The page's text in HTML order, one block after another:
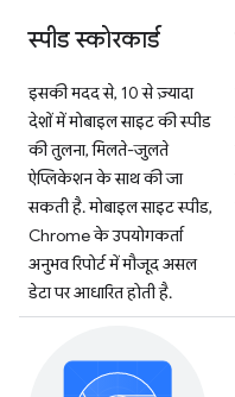
स्पीड स्कोरकार्ड
इसकी मदद से, 10 से ज़्यादा
देशों में मोबाइल साइट की स्पीड
की तुलना, मिलते-जुलते
ऐप्लिकेशन के साथ की जा
सकती है. मोबाइल साइट स्पीड,
Chrome के उपयोगकर्ता
अनुभव रिपोर्ट में मौजूद असल
डेटा पर आधारित होती है.